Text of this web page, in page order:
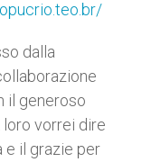
dalla
il generoso
loro vorrei dire
e il grazie per